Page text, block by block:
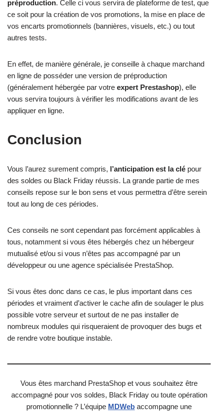
préproduction. Celle ci vous servira de plateforme de test, que
ce soit pour la création de vos promotions, la mise en place de
vos encarts promotionnels (bannières, visuels, etc.) ou tout
autres tests.
En effet, de manière générale, je conseille à chaque marchand
en ligne de posséder une version de préproduction
(généralement hébergée par votre expert Prestashop), elle
vous servira toujours à vérifier les modifications avant de les
appliquer en ligne.
Conclusion
Vous l’aurez surement compris, l’anticipation est la clé pour
des soldes ou Black Friday réussis. La grande partie de mes
conseils repose sur le bon sens et vous permettra d’être serein
tout au long de ces périodes.
Ces conseils ne sont cependant pas forcément applicables à
tous, notamment si vous êtes hébergés chez un hébergeur
mutualisé et/ou si vous n’êtes pas accompagné par un
développeur ou une agence spécialisée PrestaShop.
Si vous êtes donc dans ce cas, le plus important dans ces
périodes et vraiment d’activer le cache afin de soulager le plus
possible votre serveur et surtout de ne pas installer de
nombreux modules qui risqueraient de provoquer des bugs et
de rendre votre boutique instable.
Vous êtes marchand PrestaShop et vous souhaitez être
accompagné pour vos soldes, Black Friday ou toute opération
promotionnelle ? L’équipe MDWeb accompagne une